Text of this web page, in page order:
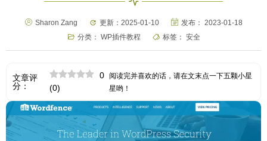
Sharon Zang 更新：2025-01-10 发布： 2023-01-18
分类： WP插件教程 标签： 安全
文章评
分：
0
(0)
阅读完并喜欢的话，请在文末点一下五颗小星
星哟！